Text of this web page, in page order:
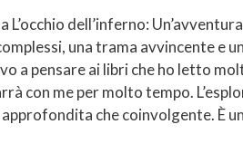
dell’inferno:
una trama avvincente e
a pensare ai libri che ho letto
con me per molto tempo.
approfondita che coinvolgente. È